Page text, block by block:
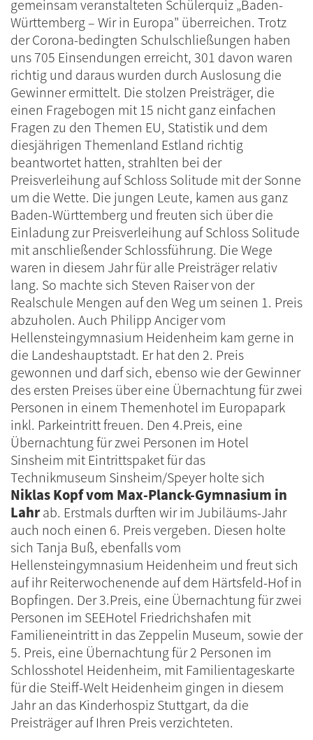
gemeinsam veranstalteten Schülerquiz „Baden-
Württemberg – Wir in Europa" überreichen. Trotz
der Corona-bedingten Schulschließungen haben
uns 705 Einsendungen erreicht, 301 davon waren
richtig und daraus wurden durch Auslosung die
Gewinner ermittelt. Die stolzen Preisträger, die
einen Fragebogen mit 15 nicht ganz einfachen
Fragen zu den Themen EU, Statistik und dem
diesjährigen Themenland Estland richtig
beantwortet hatten, strahlten bei der
Preisverleihung auf Schloss Solitude mit der Sonne
um die Wette. Die jungen Leute, kamen aus ganz
Baden-Württemberg und freuten sich über die
Einladung zur Preisverleihung auf Schloss Solitude
mit anschließender Schlossführung. Die Wege
waren in diesem Jahr für alle Preisträger relativ
lang. So machte sich Steven Raiser von der
Realschule Mengen auf den Weg um seinen 1. Preis
abzuholen. Auch Philipp Anciger vom
Hellensteingymnasium Heidenheim kam gerne in
die Landeshauptstadt. Er hat den 2. Preis
gewonnen und darf sich, ebenso wie der Gewinner
des ersten Preises über eine Übernachtung für zwei
Personen in einem Themenhotel im Europapark
inkl. Parkeintritt freuen. Den 4.Preis, eine
Übernachtung für zwei Personen im Hotel
Sinsheim mit Eintrittspaket für das
Technikmuseum Sinsheim/Speyer holte sich
Niklas Kopf vom Max-Planck-Gymnasium in
Lahrab. Erstmals durften wir im Jubiläums-Jahr
auch noch einen 6. Preis vergeben. Diesen holte
sich Tanja Buß, ebenfalls vom
Hellensteingymnasium Heidenheim und freut sich
auf ihr Reiterwochenende auf dem Härtsfeld-Hof in
Bopfingen. Der 3.Preis, eine Übernachtung für zwei
Personen im SEEHotel Friedrichshafen mit
Familieneintritt in das Zeppelin Museum, sowie der
5. Preis, eine Übernachtung für 2 Personen im
Schlosshotel Heidenheim, mit Familientageskarte
für die Steiff-Welt Heidenheim gingen in diesem
Jahr an das Kinderhospiz Stuttgart, da die
Preisträger auf Ihren Preis verzichteten.